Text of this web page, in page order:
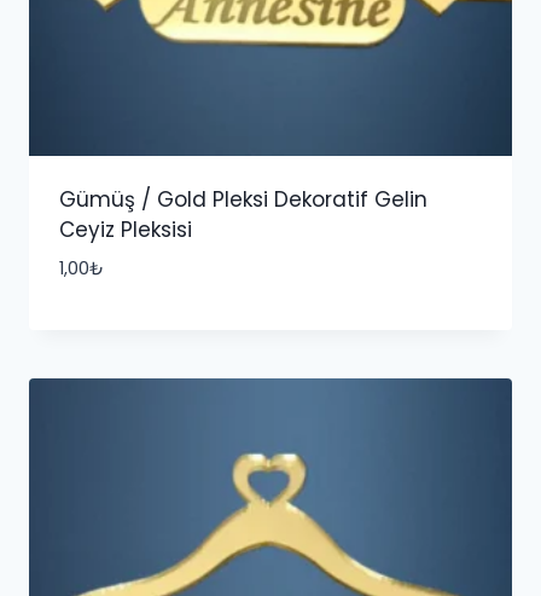
Gümüş / Gold Pleksi Dekoratif Gelin
Ceyiz Pleksisi
1,00₺